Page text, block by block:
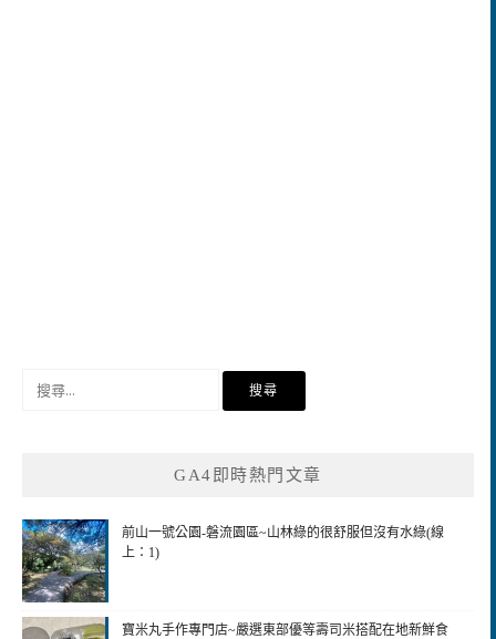
GA4即時熱門文章
前山一號公園-磐流園區~山林綠的很舒服但沒有水綠(線
上：1)
寶米丸手作專門店~嚴選東部優等壽司米搭配在地新鮮食